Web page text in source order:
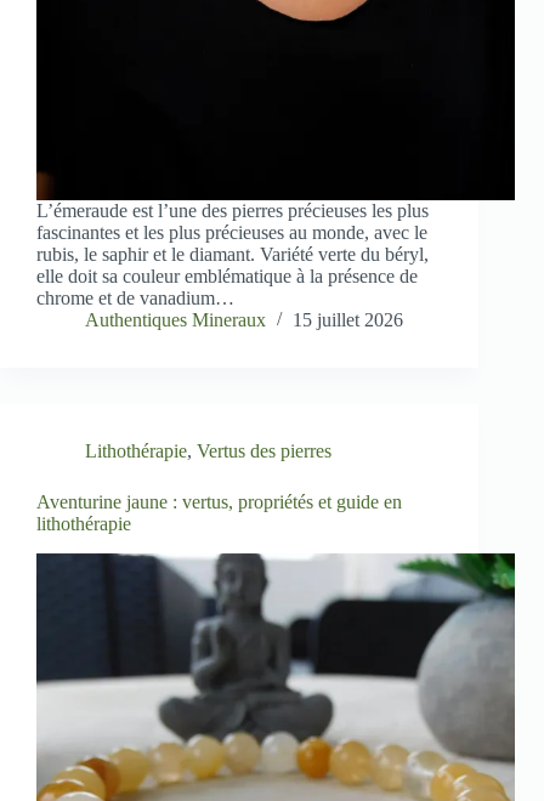
L’émeraude est l’une des pierres précieuses les plus
fascinantes et les plus précieuses au monde, avec le
rubis, le saphir et le diamant. Variété verte du béryl,
elle doit sa couleur emblématique à la présence de
chrome et de vanadium…
Authentiques Mineraux
15 juillet 2026
Lithothérapie, Vertus des pierres
Aventurine jaune : vertus, propriétés et guide en
lithothérapie